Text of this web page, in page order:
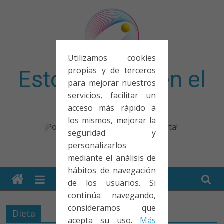
Utilizamos cookies
propias y de terceros
para mejorar nuestros
servicios, facilitar un
acceso más rápido a
los mismos, mejorar la
seguridad y
personalizarlos
mediante el análisis de
hábitos de navegación
de los usuarios. Si
continúa navegando,
consideramos que
acepta su uso. Más
Esto no entra en el
examen
¡Porque no solo el examen importa!
Dieta